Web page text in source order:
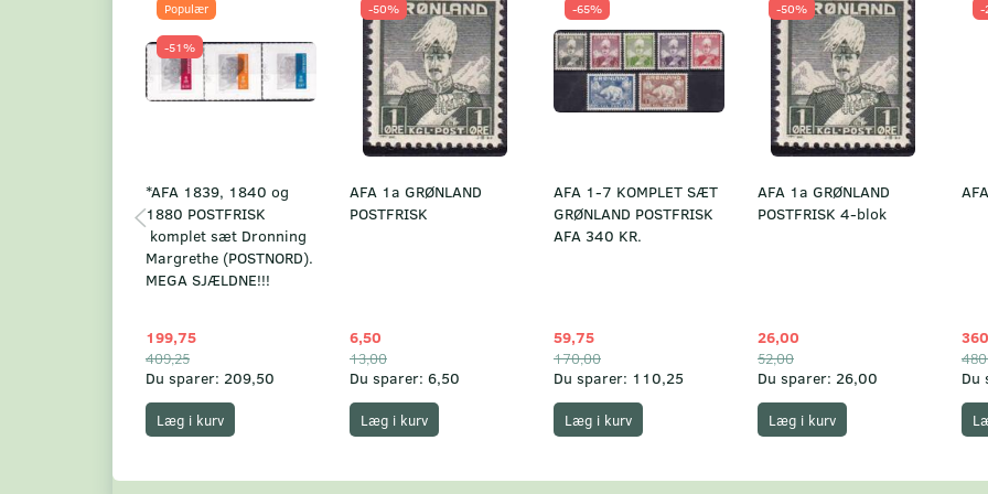
Populær
-51%
*AFA 1839, 1840 og
1880 POSTFRISK
komplet sæt Dronning
Margrethe (POSTNORD).
MEGA SJÆLDNE!!!
199,75
409,25
Du sparer: 209,50
Læg i kurv
-50%
AFA 1a GRØNLAND
POSTFRISK
6,50
13,00
Du sparer: 6,50
Læg i kurv
-65%
AFA 1-7 KOMPLET SÆT
GRØNLAND POSTFRISK
AFA 340 KR.
59,75
170,00
Du sparer: 110,25
Læg i kurv
-50%
AFA 1a GRØNLAND
POSTFRISK 4-blok
26,00
52,00
Du sparer: 26,00
Læg i kurv
-
Du